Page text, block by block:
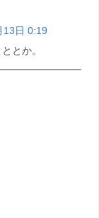
13日 0:19
とか。